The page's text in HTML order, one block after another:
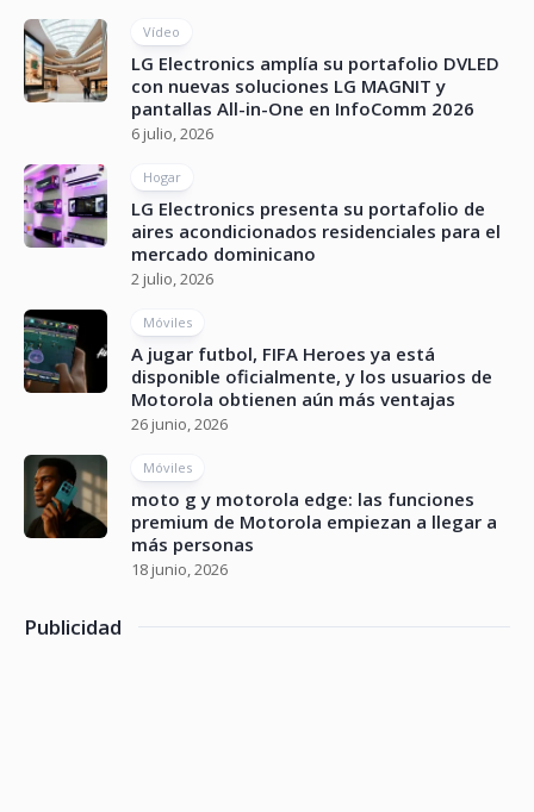
Vídeo
LG Electronics amplía su portafolio DVLED
con nuevas soluciones LG MAGNIT y
pantallas All-in-One en InfoComm 2026
6 julio, 2026
Hogar
LG Electronics presenta su portafolio de
aires acondicionados residenciales para el
mercado dominicano
2 julio, 2026
Móviles
A jugar futbol, FIFA Heroes ya está
disponible oficialmente, y los usuarios de
Motorola obtienen aún más ventajas
26 junio, 2026
Móviles
moto g y motorola edge: las funciones
premium de Motorola empiezan a llegar a
más personas
18 junio, 2026
Publicidad